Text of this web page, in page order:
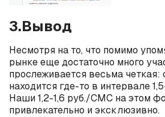
3.Вывод
Несмотря на то, что помимо
рынке еще достаточно много
прослеживается весьма четкая:
находится где-то в интервале
Наши 1,2-1,6 руб./СМС на этом
привлекательно и эксклюзивно.